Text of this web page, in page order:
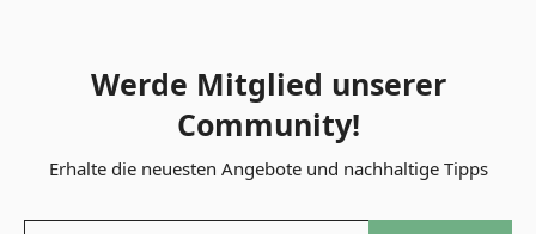
Werde Mitglied unserer
Community!
Erhalte die neuesten Angebote und nachhaltige Tipps